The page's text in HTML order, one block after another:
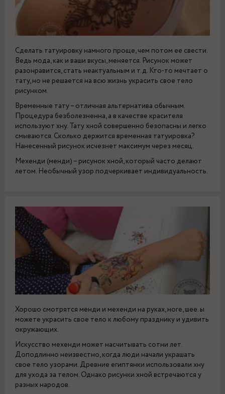
Сделать татуировку намного проще, чем потом ее свести.
Ведь мода, как и ваши вкусы, меняется. Рисунок может
разонравится, стать неактуальным и т.д. Кто-то мечтает о
тату, но не решается на всю жизнь украсить свое тело
рисунком.
Временные тату – отличная альтернатива обычным.
Процедура безболезненна, а в качестве красителя
используют хну. Тату хной совершенно безопасны и легко
смываются. Сколько держится временная татуировка?
Нанесенный рисунок исчезнет максимум через месяц.
Мехенди (менди) – рисунок хной, который часто делают
летом. Необычный узор подчеркивает индивидуальность.
Хорошо смотрятся менди и мехенди на руках, ноге, шее. ы
можете украсить свое тело к любому празднику и удивить
окружающих.
Искусство мехенди может насчитывать сотни лет.
Доподлинно неизвестно, когда люди начали украшать
свое тело узорами. Древние египтянки использовали хну
для ухода за телом. Однако рисунки хной встречаются у
разных народов.